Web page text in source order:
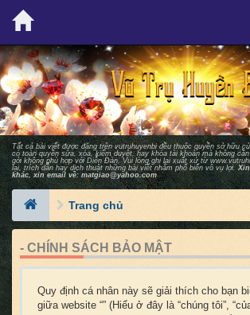
Tất cả bài viết được đăng trên vutruhuyenbi đều thuộc quyền sở hữu
có toàn quyền sửa, xóa, kiểm duyệt, hay khóa tài khoản mà không
gởi không phù hợp với Diễn Ðàn. Vui lòng ghi lại xuất xứ từ
lại, trích dẫn hay dịch thuật những bài viết nhằm phổ biến vô vụ lợi.
khác, xin email về: matgiao@yahoo.com
Trang chủ
- CHÍNH SÁCH BẢO MẬT
Quy định cá nhân này sẽ giải thích cho bạn
giữa website “” (Hiểu ở đây là “chúng tôi”,